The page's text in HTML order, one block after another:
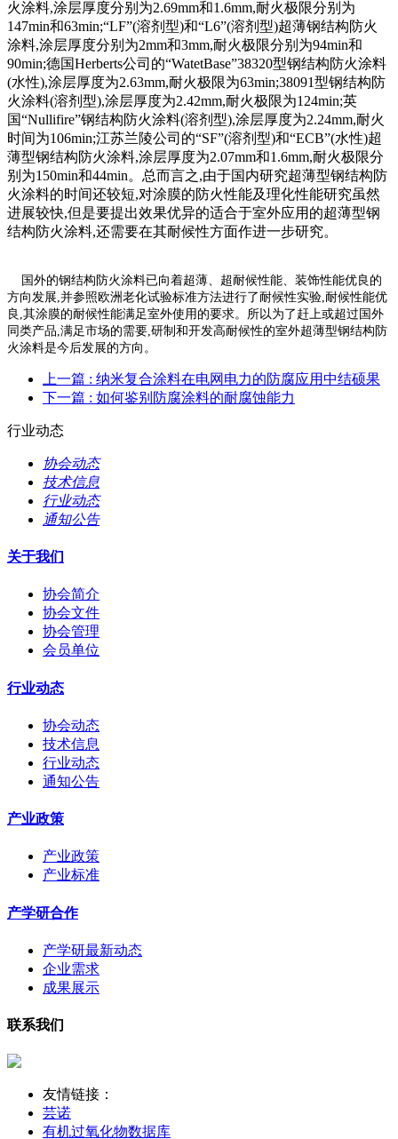
火涂料,涂层厚度分别为2.69mm和1.6mm,耐火极限分别为
147min和63min;“LF”(溶剂型)和“L6”(溶剂型)超薄钢结构防火
涂料,涂层厚度分别为2mm和3mm,耐火极限分别为94min和
90min;德国Herberts公司的“WatetBase”38320型钢结构防火涂料
(水性),涂层厚度为2.63mm,耐火极限为63min;38091型钢结构防
火涂料(溶剂型),涂层厚度为2.42mm,耐火极限为124min;英
国“Nullifire”钢结构防火涂料(溶剂型),涂层厚度为2.24mm,耐火
时间为106min;江苏兰陵公司的“SF”(溶剂型)和“ECB”(水性)超
薄型钢结构防火涂料,涂层厚度为2.07mm和1.6mm,耐火极限分
别为150min和44min。总而言之,由于国内研究超薄型钢结构防
火涂料的时间还较短,对涂膜的防火性能及理化性能研究虽然
进展较快,但是要提出效果优异的适合于室外应用的超薄型钢
结构防火涂料,还需要在其耐候性方面作进一步研究。
国外的钢结构防火涂料已向着超薄、超耐候性能、装饰性能优良的
方向发展 并参照欧洲老化试验标准方法进行了耐候性实验 耐候性能优
良 其涂膜的耐候性能满足室外使用的要求。所以为了赶上或超过国外
同类产品 满足市场的需要 研制和开发高耐候性的室外超薄型钢结构防
火涂料是今后发展的方向。
上一篇 : 纳米复合涂料在电网电力的防腐应用中结硕果
下一篇 : 如何鉴别防腐涂料的耐腐蚀能力
行业动态
协会动态
技术信息
行业动态
通知公告
关于我们
协会简介
协会文件
协会管理
会员单位
行业动态
协会动态
技术信息
行业动态
通知公告
产业政策
产业政策
产业标准
产学研合作
产学研最新动态
企业需求
成果展示
联系我们
友情链接：
芸诺
有机过氧化物数据库